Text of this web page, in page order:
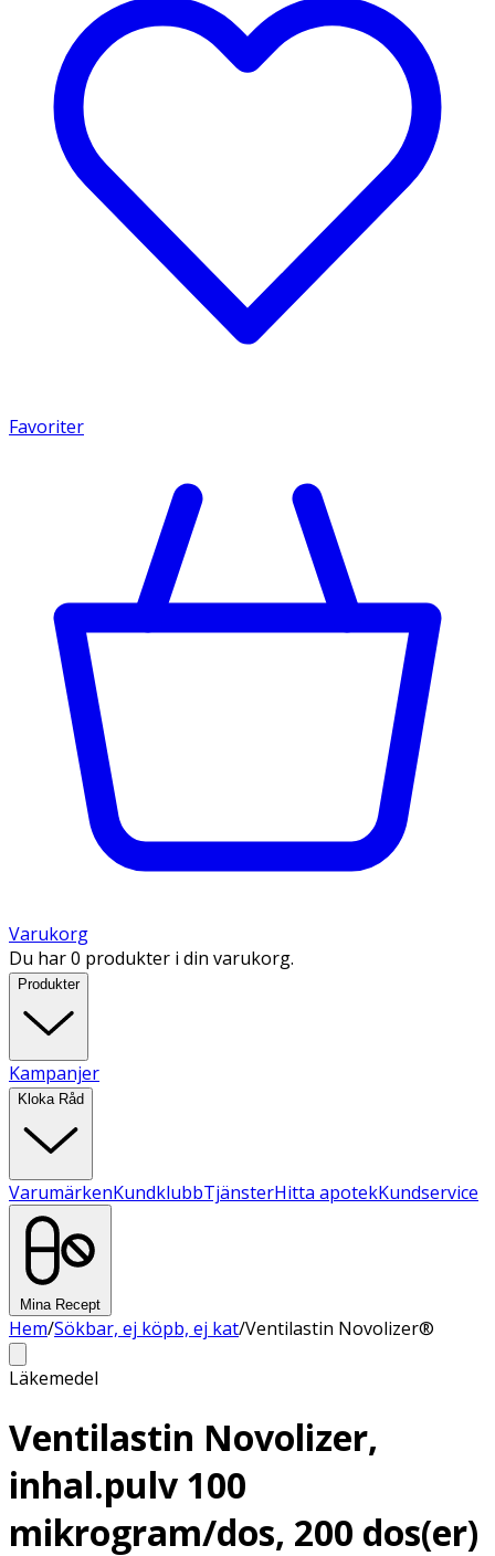
Favoriter
Varukorg
Du har 0 produkter i din varukorg.
Produkter
Kampanjer
Kloka Råd
VarumärkenKundklubbTjänsterHitta apotekKundservice
Mina Recept
Hem/Sökbar, ej köpb, ej kat/Ventilastin Novolizer®
Läkemedel
Ventilastin Novolizer,
inhal.pulv 100
mikrogram/dos, 200 dos(er)